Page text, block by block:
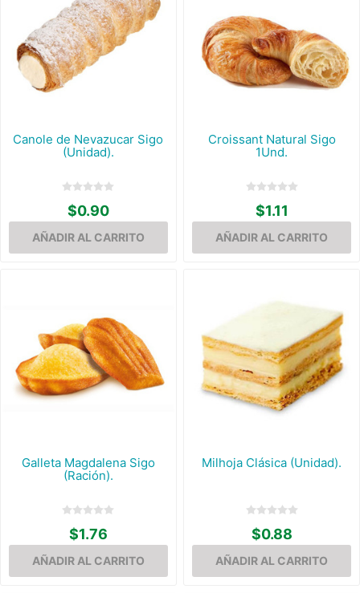
Canole de Nevazucar Sigo
(Unidad).
$0.90
Croissant Natural Sigo
1Und.
$1.11
Galleta Magdalena Sigo
(Ración).
$1.76
Milhoja Clásica (Unidad).
$0.88